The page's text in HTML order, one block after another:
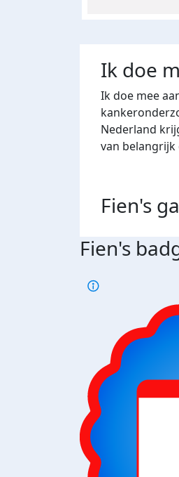
Ik doe
Ik doe mee
Nederland
van belangrijk
Fien's
Fien's